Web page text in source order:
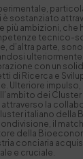
è sostanziato
più ambizioni,
tecnico-
d’altra parte,
ulteriormente
con un
di Ricerca e
Ulteriore
dei
la
italiano della
il
della
conciaria
e cruciale.